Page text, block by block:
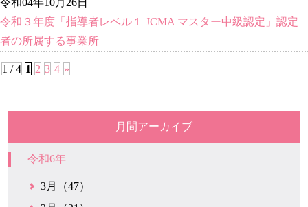
令和04年10月26日
令和３年度「指導者レベル１ JCMA マスター中級認定」認定
者の所属する事業所
1 / 4 1 2 3 4 »
月間アーカイブ
令和6年
3月（47）